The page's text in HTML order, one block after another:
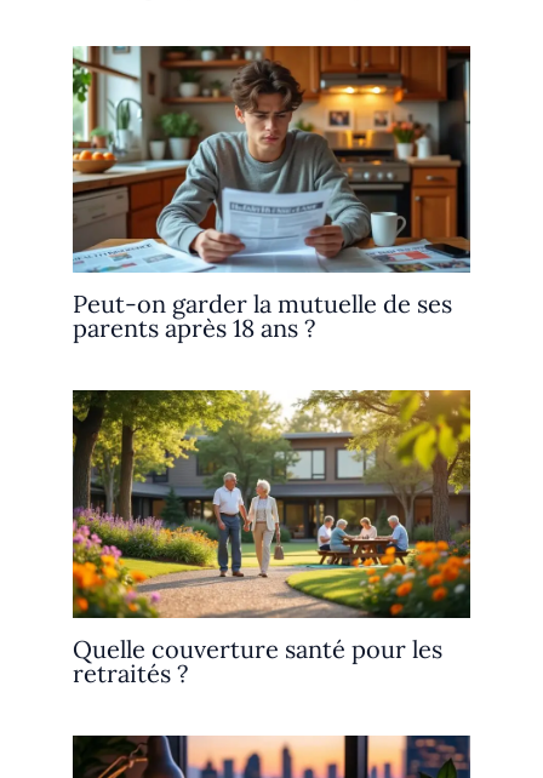
Peut-on garder la mutuelle de ses
parents après 18 ans ?
Quelle couverture santé pour les
retraités ?